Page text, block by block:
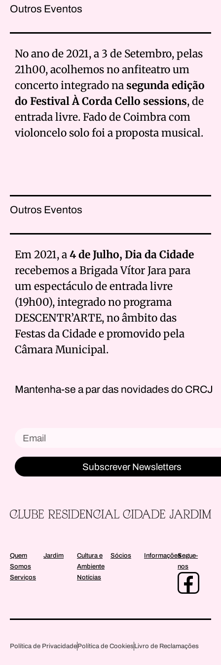
Outros Eventos
No ano de 2021, a 3 de Setembro, pelas
21h00, acolhemos no anfiteatro um
concerto integrado na segunda edição
do Festival À Corda Cello sessions, de
entrada livre. Fado de Coimbra com
violoncelo solo foi a proposta musical.
Outros Eventos
Em 2021, a4 de Julho, Dia da Cidade
recebemos a Brigada Vítor Jara para
um espectáculo de entrada livre
(19h00), integrado no programa
DESCENTR’ARTE, no âmbito das
Festas da Cidade e promovido pela
Câmara Municipal.
Mantenha-se a par das novidades do CRCJ
Subscrever Newsletters
Quem
Somos
Serviços
Jardim
Cultura e
Ambiente
Notícias
Sócios InformaçõesSegue-
nos
Política de Privacidade Política de Cookies Livro de Reclamações